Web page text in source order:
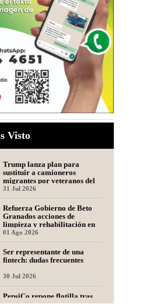
Visto
Trump lanza plan para
sustituir a camioneros
migrantes por veteranos del
Ejército
31 Jul 2026
Refuerza Gobierno de Beto
Granados acciones de
limpieza y rehabilitación en
Los Presidentes
01 Ago 2026
Ser representante de una
fintech: dudas frecuentes
30 Jul 2026
PepsiCo repone flotilla tras